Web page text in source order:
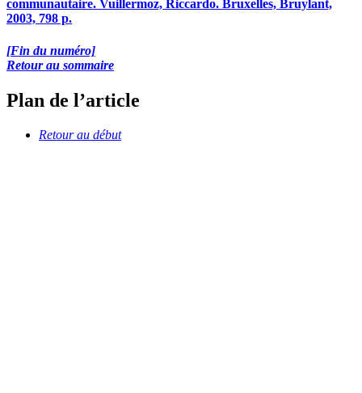
communautaire. Vuillermoz, Riccardo. Bruxelles, Bruylant,
2003, 798 p.
[Fin du numéro]
Retour au sommaire
Plan de l’article
Retour au début